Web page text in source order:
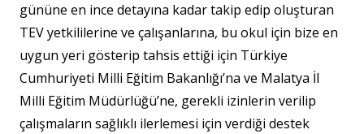
gününe en ince detayına kadar takip edip oluşturan
TEV yetkililerine ve çalışanlarına, bu okul için bize en
uygun yeri gösterip tahsis ettiği için Türkiye
Cumhuriyeti Milli Eğitim Bakanlığı’na ve Malatya İl
Milli Eğitim Müdürlüğü’ne, gerekli izinlerin verilip
çalışmaların sağlıklı ilerlemesi için verdiği destek